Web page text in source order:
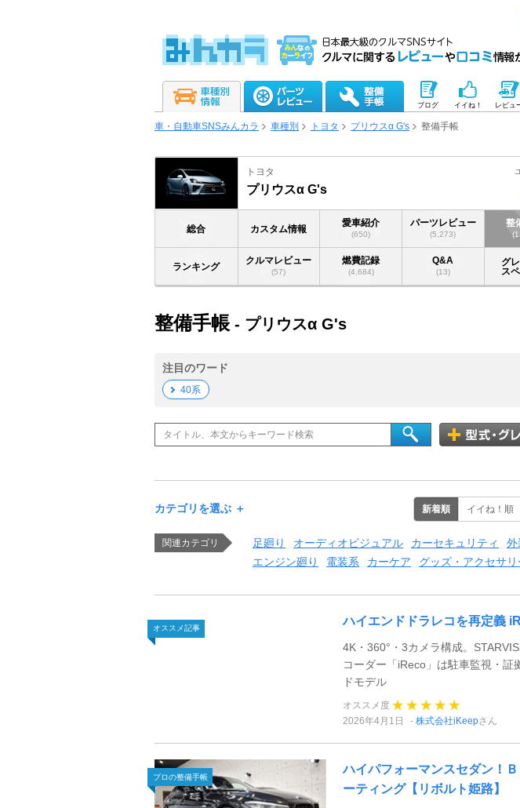
ブログ イイね！ レビュ
車・自動車SNSみんカラ 車種別 トヨタ プリウスα G's 整備手帳
トヨタ
プリウスα G's
総合 カスタム情報
愛車紹介
(650)
パーツレビュー
(5,273)
整
ランキング
クルマレビュー
(57)
燃費記録
(4,684)
Q&A
(13)
グ
ス
整備手帳 - プリウスα G's
注目のワード
40系
カテゴリを選ぶ ＋ 新着順 イイね！順
関連カテゴリ 足廻り オーディオビジュアル カーセキュリティ 外
エンジン廻り
電装系 カーケア グッズ・アクセサリ
オススメ記事
ハイエンドドラレコを再定義
4K・360°・3カメラ構成。
コーダー「iReco」は駐車監視・証
ドモデル
オススメ度
2026年4月1日
株式会社iKeepさん
プロの整備手帳
ハイパフォーマンスセダン！
ーティング【リボルト姫路】